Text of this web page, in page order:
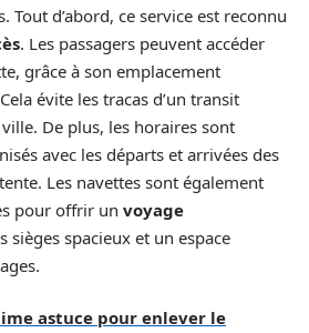
Tout d’abord, ce service est reconnu
. Les passagers peuvent accéder
grâce à son emplacement
évite les tracas d’un transit
De plus, les horaires sont
avec les départs et arrivées des
Les navettes sont également
pour offrir un voyage
sièges spacieux et un espace
astuce pour enlever le